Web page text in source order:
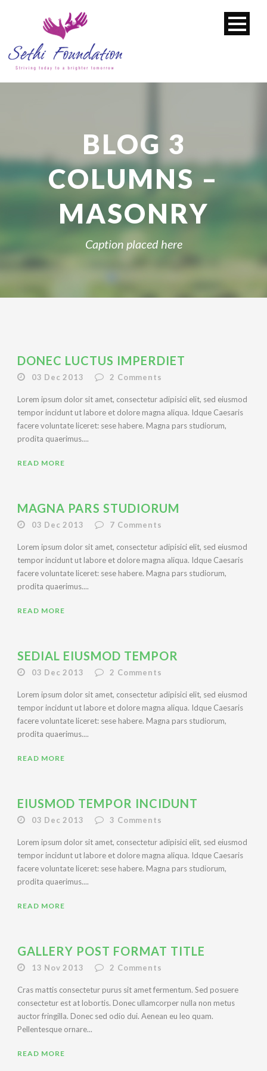
BLOG 3
COLUMNS –
MASONRY
Caption placed here
DONEC LUCTUS IMPERDIET
03 Dec 2013 2 Comments
Lorem ipsum dolor sit amet, consectetur adipisici elit, sed eiusmod
tempor incidunt ut labore et dolore magna aliqua. Idque Caesaris
facere voluntate liceret: sese habere. Magna pars studiorum,
prodita quaerimus....
READ MORE
MAGNA PARS STUDIORUM
03 Dec 2013 7 Comments
Lorem ipsum dolor sit amet, consectetur adipisici elit, sed eiusmod
tempor incidunt ut labore et dolore magna aliqua. Idque Caesaris
facere voluntate liceret: sese habere. Magna pars studiorum,
prodita quaerimus....
READ MORE
SEDIAL EIUSMOD TEMPOR
03 Dec 2013 2 Comments
Lorem ipsum dolor sit amet, consectetur adipisici elit, sed eiusmod
tempor incidunt ut labore et dolore magna aliqua. Idque Caesaris
facere voluntate liceret: sese habere. Magna pars studiorum,
prodita quaerimus....
READ MORE
EIUSMOD TEMPOR INCIDUNT
03 Dec 2013 3 Comments
Lorem ipsum dolor sit amet, consectetur adipisici elit, sed eiusmod
tempor incidunt ut labore et dolore magna aliqua. Idque Caesaris
facere voluntate liceret: sese habere. Magna pars studiorum,
prodita quaerimus....
READ MORE
GALLERY POST FORMAT TITLE
13 Nov 2013 2 Comments
Cras mattis consectetur purus sit amet fermentum. Sed posuere
consectetur est at lobortis. Donec ullamcorper nulla non metus
auctor fringilla. Donec sed odio dui. Aenean eu leo quam.
Pellentesque ornare...
READ MORE